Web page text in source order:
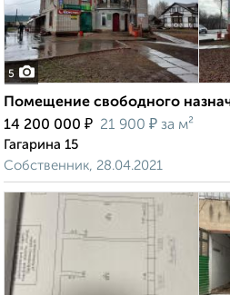
5
Помещение свободного
14 200 000 ₽ 21 900 ₽ за м²
Гагарина 15
Собственник, 28.04.2021